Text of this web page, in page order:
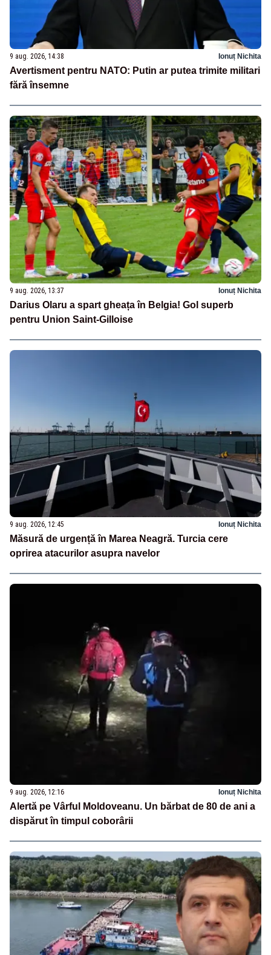
9 aug. 2026, 14:38 Ionuț Nichita
Avertisment pentru NATO: Putin ar putea trimite militari
fără însemne
9 aug. 2026, 13:37 Ionuț Nichita
Darius Olaru a spart gheața în Belgia! Gol superb
pentru Union Saint-Gilloise
9 aug. 2026, 12:45 Ionuț Nichita
Măsură de urgență în Marea Neagră. Turcia cere
oprirea atacurilor asupra navelor
9 aug. 2026, 12:16 Ionuț Nichita
Alertă pe Vârful Moldoveanu. Un bărbat de 80 de ani a
dispărut în timpul coborârii